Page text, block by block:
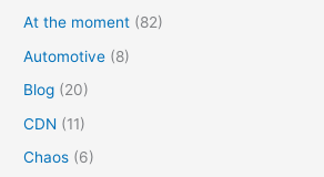
At the moment (82)
Automotive (8)
Blog (20)
CDN (11)
Chaos (6)